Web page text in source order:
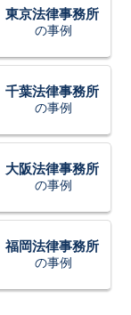
東京法律事務所
の事例
千葉法律事務所
の事例
大阪法律事務所
の事例
福岡法律事務所
の事例